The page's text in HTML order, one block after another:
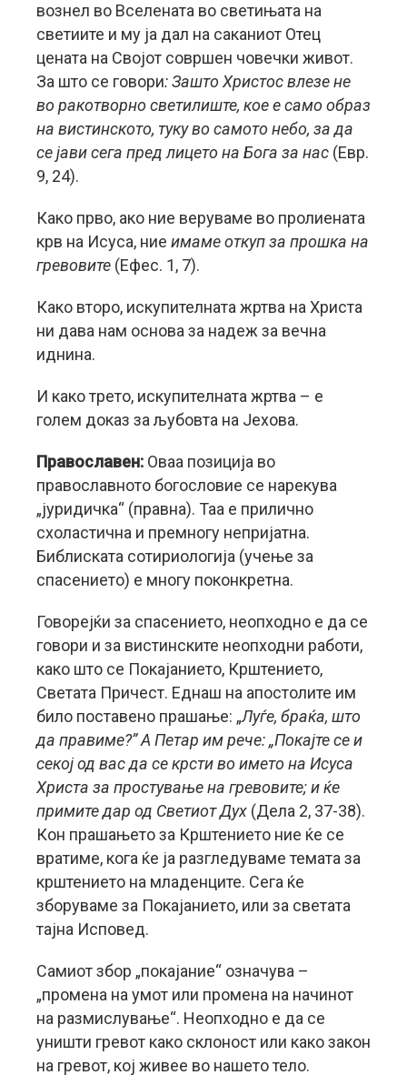
вознел во Вселената во светињата на
светиите и му ја дал на саканиот Отец
цената на Својот совршен човечки живот.
Зa што се говори: Зашто Христос влезе не
во ракотворно светилиште, кое е само образ
на вистинското, туку во самото небо, за да
се јави сега пред лицето на Бога за нас (Евр.
9, 24).
Како прво, ако ние веруваме во пролиената
крв на Исуса, ние имаме откуп за прошка на
гревовите (Ефес. 1, 7).
Како второ, искупителната жртва на Христа
ни дава нам основа за надеж за вечна
иднина.
И како трето, искупителната жртва – е
голем доказ за љубовта на Јехова.
Православен: Оваа позиција во
православното богословие се нарекува
„јуридичка“ (правна). Таа е прилично
схоластична и премногу непријатна.
Библиската сотириологија (учење за
спасението) е многу поконкретна.
Говорејќи за спасението, неопходно е да се
говори и за вистинските неопходни работи,
како што се Покајанието, Крштението,
Светата Причест. Еднаш на апостолите им
било поставено прашање: „Луѓе, браќа, што
да правиме?” А Петар им рече: „Покајте се и
секој од вас да се крсти во името на Исуса
Христа за простување на гревовите; и ќе
примите дар од Светиот Дух (Дела 2, 37-38).
Кон прашањето за Крштението ние ќе се
вратиме, кога ќе ја разгледуваме темата за
крштението на младенците. Сега ќе
зборуваме за Покајанието, или за светата
тајна Исповед.
Самиот збор „покајание“ означува –
„промена на умот или промена на начинот
на размислување“. Неопходно е да се
уништи гревот како склоност или како закон
на гревот, кој живее во нашето тело.